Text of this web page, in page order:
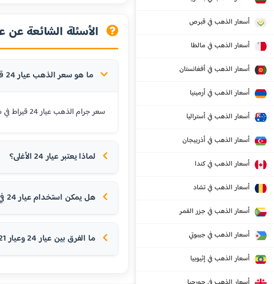
أسعار الذهب في قبرص
أسعار الذهب في مالطا
أسعار الذهب في أفغانستان
أسعار الذهب في أرمينيا
أسعار الذهب في أستراليا
أسعار الذهب في أذربيجان
أسعار الذهب في كندا
أسعار الذهب في تشاد
أسعار الذهب في جزر القمر
أسعار الذهب في جيبوتي
أسعار الذهب في إثيوبيا
الأسئلة الشائعة عن
ما هو سعر الذهب عيار 24 قيراط في سبليت اليوم؟
سعر جرام الذهب عيار 24 قيراط في سبليت اليوم هو 909.83 يورو. عيار 24 هو أنقى أنواع الذهب المتاحة ويحتوي على 99.9% من الذهب الخالص.
لماذا يعتبر عيار 24 الأغلى؟
هل يمكن استخدام عيار 24 في صناعة المجوهرات؟
ما الفرق بين عيار 24 وعيار 21؟